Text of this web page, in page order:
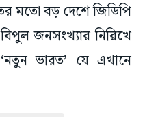
মতো বড় দেশে জিডিপি
জনসংখ্যার নিরিখে
ভারত’ যে এখানে